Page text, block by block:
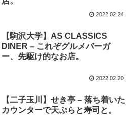
2022.02.24
【駒沢大学】AS CLASSICS
DINER – これぞグルメバーガ
ー、先駆け的なお店。
2022.02.20
【二子玉川】せき亭 – 落ち着いた
カウンターで天ぷらと寿司と。